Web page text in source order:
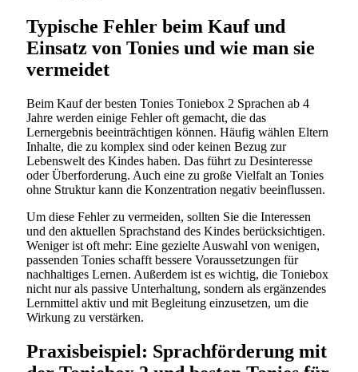
Typische Fehler beim Kauf und
Einsatz von Tonies und wie man sie
vermeidet
Beim Kauf der besten Tonies Toniebox 2 Sprachen ab 4
Jahre werden einige Fehler oft gemacht, die das
Lernergebnis beeinträchtigen können. Häufig wählen Eltern
Inhalte, die zu komplex sind oder keinen Bezug zur
Lebenswelt des Kindes haben. Das führt zu Desinteresse
oder Überforderung. Auch eine zu große Vielfalt an Tonies
ohne Struktur kann die Konzentration negativ beeinflussen.
Um diese Fehler zu vermeiden, sollten Sie die Interessen
und den aktuellen Sprachstand des Kindes berücksichtigen.
Weniger ist oft mehr: Eine gezielte Auswahl von wenigen,
passenden Tonies schafft bessere Voraussetzungen für
nachhaltiges Lernen. Außerdem ist es wichtig, die Toniebox
nicht nur als passive Unterhaltung, sondern als ergänzendes
Lernmittel aktiv und mit Begleitung einzusetzen, um die
Wirkung zu verstärken.
Praxisbeispiel: Sprachförderung mit